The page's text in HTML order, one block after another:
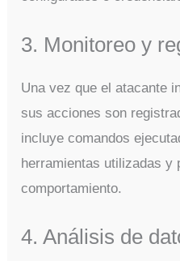
3. Monitoreo y
Una vez que el atacante
sus acciones son
incluye comandos
herramientas utilizadas y
comportamiento.
4. Análisis de